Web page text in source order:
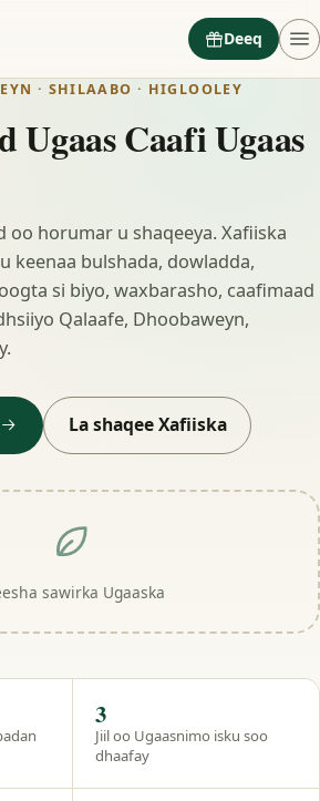
Deeq
· SHILAABO · HIGLOOLEY
Ugaas Caafi Ugaas
oo horumar u shaqeeya. Xafiiska
keenaa bulshada, dowladda,
si biyo, waxbarasho, caafimaad
Qalaafe, Dhoobaweyn,
La shaqee Xafiiska
sawirka Ugaaska
Jiil oo Ugaasnimo isku soo
dhaafay
3